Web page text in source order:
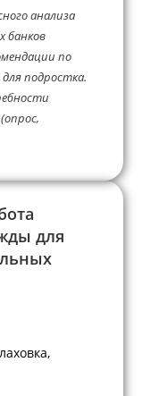
анализа
банков
по
подростка.
для